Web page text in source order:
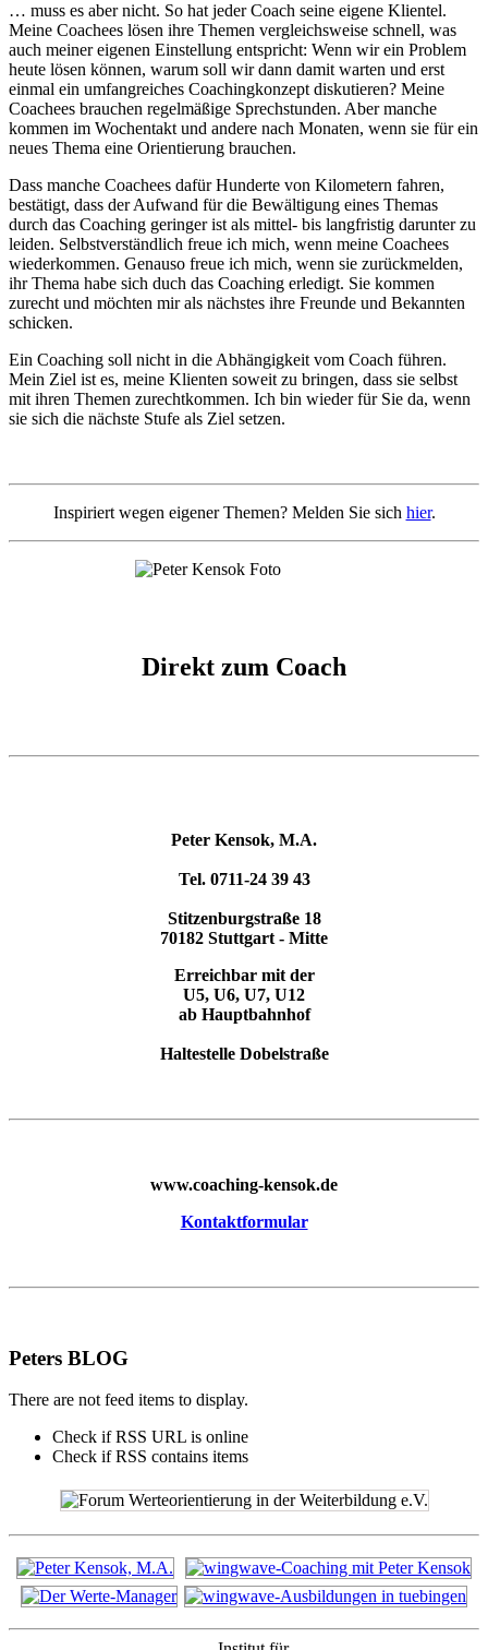
… muss es aber nicht. So hat jeder Coach seine eigene Klientel.
Meine Coachees lösen ihre Themen vergleichsweise schnell, was
auch meiner eigenen Einstellung entspricht: Wenn wir ein Problem
heute lösen können, warum soll wir dann damit warten und erst
einmal ein umfangreiches Coachingkonzept diskutieren? Meine
Coachees brauchen regelmäßige Sprechstunden. Aber manche
kommen im Wochentakt und andere nach Monaten, wenn sie für ein
neues Thema eine Orientierung brauchen.
Dass manche Coachees dafür Hunderte von Kilometern fahren,
bestätigt, dass der Aufwand für die Bewältigung eines Themas
durch das Coaching geringer ist als mittel- bis langfristig darunter zu
leiden. Selbstverständlich freue ich mich, wenn meine Coachees
wiederkommen. Genauso freue ich mich, wenn sie zurückmelden,
ihr Thema habe sich duch das Coaching erledigt. Sie kommen
zurecht und möchten mir als nächstes ihre Freunde und Bekannten
schicken.
Ein Coaching soll nicht in die Abhängigkeit vom Coach führen.
Mein Ziel ist es, meine Klienten soweit zu bringen, dass sie selbst
mit ihren Themen zurechtkommen. Ich bin wieder für Sie da, wenn
sie sich die nächste Stufe als Ziel setzen.
Inspiriert wegen eigener Themen? Melden Sie sich hier.
Direkt zum Coach
Peter Kensok, M.A.
Tel. 0711-24 39 43
Stitzenburgstraße 18
70182 Stuttgart - Mitte
Erreichbar mit der
U5, U6, U7, U12
ab Hauptbahnhof
Haltestelle Dobelstraße
www.coaching-kensok.de
Kontaktformular
Peters BLOG
There are not feed items to display.
Check if RSS URL is online
Check if RSS contains items